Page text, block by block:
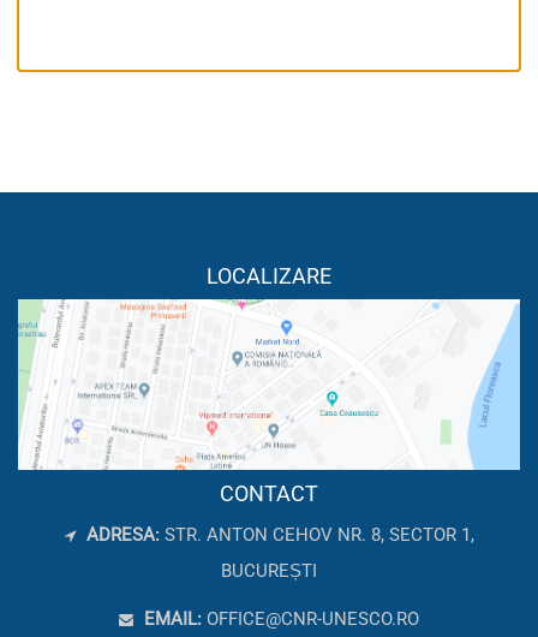
LOCALIZARE
CONTACT
ADRESA: STR. ANTON CEHOV NR. 8, SECTOR 1,
BUCUREȘTI
EMAIL: OFFICE@CNR-UNESCO.RO